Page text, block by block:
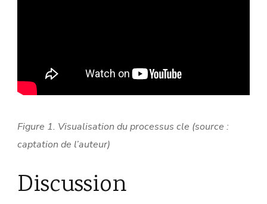
Figure 1. Visualisation du processus cle (source :
captation de l’auteur)
Discussion